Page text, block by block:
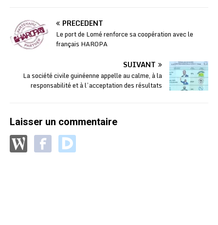
PRÉCÉDENT
Le port de Lomé renforce sa coopération avec le
français HAROPA
SUIVANT
La société civile guinéenne appelle au calme, à la
responsabilité et à l’acceptation des résultats
Laisser un commentaire